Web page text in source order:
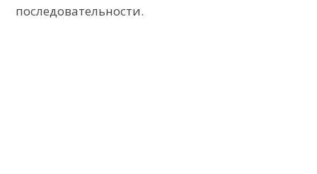
последовательности.